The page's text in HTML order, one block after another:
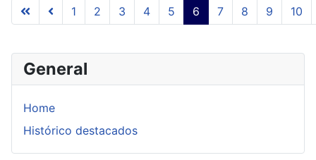
General
Home
Histórico destacados
1 2 3 4 5 6 7 8 9 10